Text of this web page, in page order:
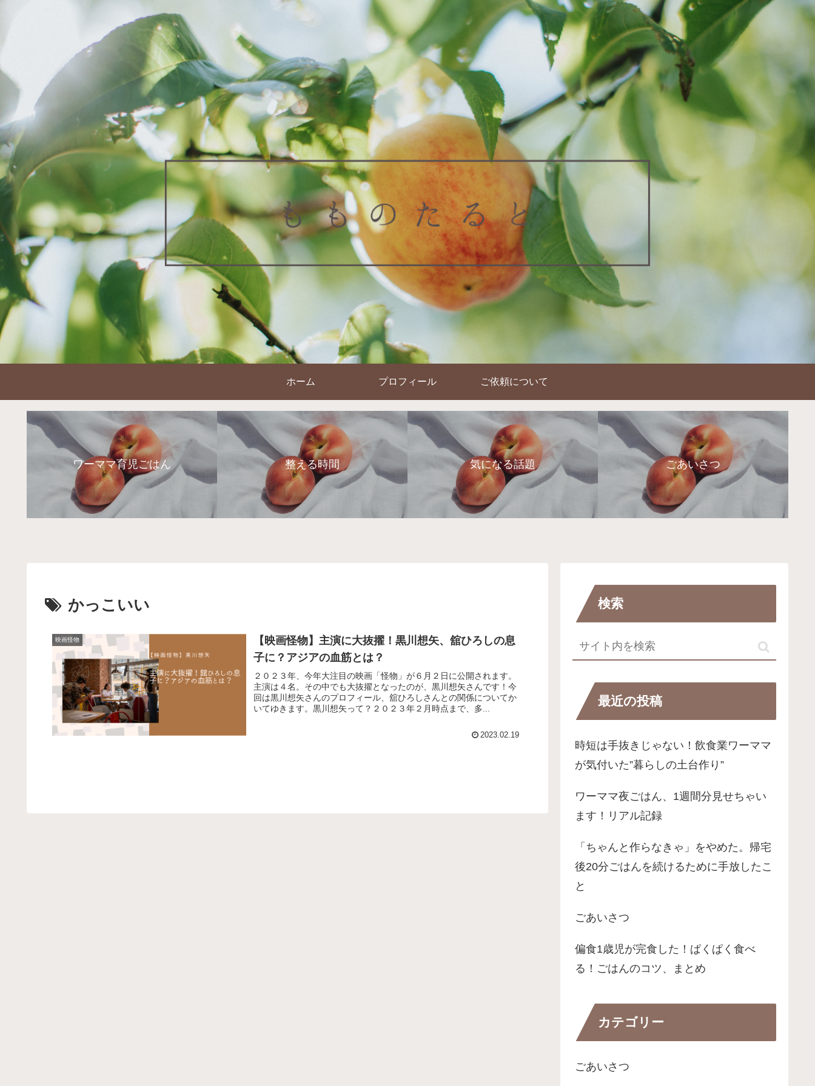
ホーム プロフィール ご依頼について
ワーママ育児ごはん 整える時間 気になる話題 ごあいさつ
かっこいい
映画怪物
【映画怪物】主演に大抜擢！黒川想矢、舘ひろしの息
子に？アジアの血筋とは？
２０２３年、今年大注目の映画「怪物」が６月２日に公開されます。
主演は４名。その中でも大抜擢となったのが、黒川想矢さんです！今
回は黒川想矢さんのプロフィール、舘ひろしさんとの関係についてか
いてゆきます。黒川想矢って？２０２３年２月時点まで、多...
2023.02.19
検索
最近の投稿
時短は手抜きじゃない！飲食業ワーママ
が気付いた”暮らしの土台作り”
ワーママ夜ごはん、1週間分見せちゃい
ます！リアル記録
「ちゃんと作らなきゃ」をやめた。帰宅
後20分ごはんを続けるために手放したこ
と
ごあいさつ
偏食1歳児が完食した！ぱくぱく食べ
る！ごはんのコツ、まとめ
カテゴリー
ごあいさつ